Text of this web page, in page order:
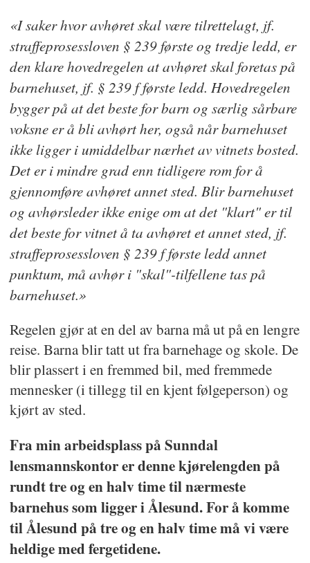
«I saker hvor avhøret skal være tilrettelagt, jf.
straffeprosessloven § 239 første og tredje ledd, er
den klare hovedregelen at avhøret skal foretas på
barnehuset, jf. § 239 f første ledd. Hovedregelen
bygger på at det beste for barn og særlig sårbare
voksne er å bli avhørt her, også når barnehuset
ikke ligger i umiddelbar nærhet av vitnets bosted.
Det er i mindre grad enn tidligere rom for å
gjennomføre avhøret annet sted. Blir barnehuset
og avhørsleder ikke enige om at det "klart" er til
det beste for vitnet å ta avhøret et annet sted, jf.
straffeprosessloven § 239 f første ledd annet
punktum, må avhør i "skal"-tilfellene tas på
barnehuset.»
Regelen gjør at en del av barna må ut på en lengre
reise. Barna blir tatt ut fra barnehage og skole. De
blir plassert i en fremmed bil, med fremmede
mennesker (i tillegg til en kjent følgeperson) og
kjørt av sted.
Fra min arbeidsplass på Sunndal
lensmannskontor er denne kjørelengden på
rundt tre og en halv time til nærmeste
barnehus som ligger i Ålesund. For å komme
til Ålesund på tre og en halv time må vi være
heldige med fergetidene.